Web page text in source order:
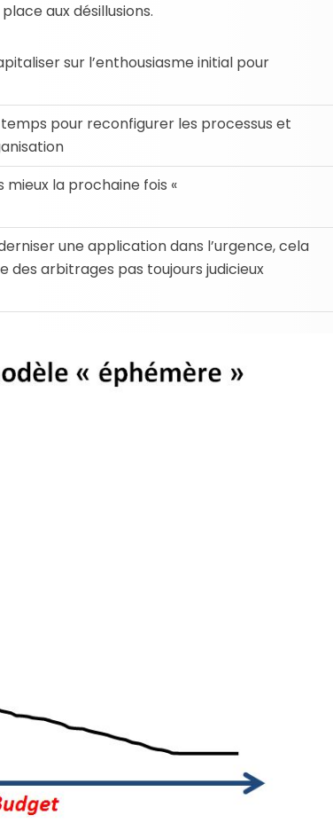
aux désillusions.
sur l’enthousiasme initial pour
pour reconfigurer les processus et
mieux la prochaine fois «
une application dans l’urgence, cela
des arbitrages pas toujours judicieux
Facebook Gmail